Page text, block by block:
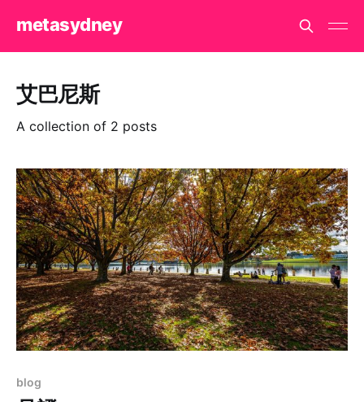
metasydney
艾巴尼斯
A collection of 2 posts
blog